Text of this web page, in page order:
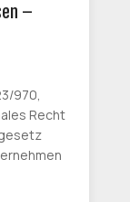
–
970,
Recht